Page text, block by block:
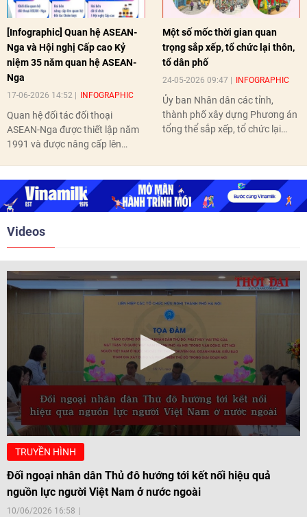
[Infographic] Quan hệ ASEAN-
Nga và Hội nghị Cấp cao Kỷ
niệm 35 năm quan hệ ASEAN-
Nga
17-06-2026 14:52 INFOGRAPHIC
Quan hệ đối tác đối thoại
ASEAN-Nga được thiết lập năm
1991 và được nâng cấp lên
nghị Cấp cao vào các năm 2005,
2010, 2016, 2018, 2021.
Một số mốc thời gian quan
trọng sắp xếp, tổ chức lại thôn,
tổ dân phố
24-05-2026 09:47 INFOGRAPHIC
Ủy ban Nhân dân các tỉnh,
thành phố xây dựng Phương án
tổng thể sắp xếp, tổ chức lại
Videos
TRUYỀN HÌNH
Đối ngoại nhân dân Thủ đô hướng tới kết nối hiệu quả
nguồn lực người Việt Nam ở nước ngoài
10/06/2026 16:58